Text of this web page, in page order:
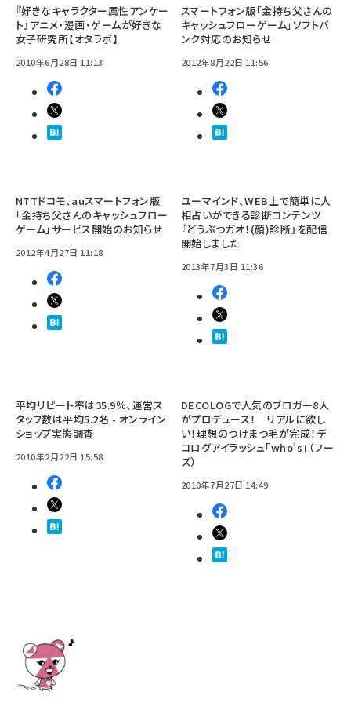
『好きなキャラクター属性アンケー
ト』アニメ・漫画・ゲームが好きな
女子研究所【オタラボ】
2010年6月28日 11:13
スマートフォン版「金持ち父さんの
キャッシュフローゲーム」ソフトバ
ンク対応のお知らせ
2012年8月22日 11:56
NTTドコモ、auスマートフォン版
「金持ち父さんのキャッシュフロー
ゲーム」サービス開始のお知らせ
2012年4月27日 11:18
ユーマインド、WEB上で簡単に人
相占いができる診断コンテンツ
『どうぶつガオ！(顔)診断』を配信
開始しました
2013年7月3日 11:36
平均リピート率は35.9％、運営ス
タッフ数は平均5.2名 - オンライン
ショップ実態調査
2010年2月22日 15:58
DECOLOGで人気のブロガー8人
がプロデュース！ リアルに欲し
い！理想のつけまつ毛が完成！デ
コログアイラッシュ「who’s」（フー
ズ）
2010年7月27日 14:49